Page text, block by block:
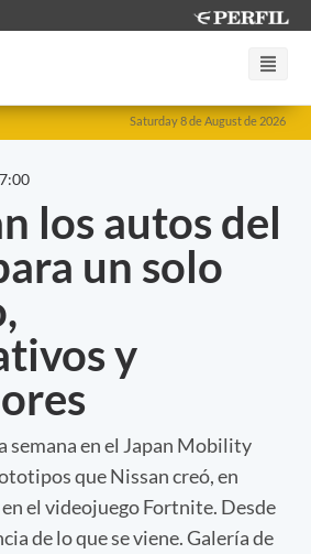
Saturday 8 de August de 2026
los autos del
un solo
y
semana en el Japan Mobility
que Nissan creó, en
el videojuego Fortnite. Desde
de lo que se viene. Galería de